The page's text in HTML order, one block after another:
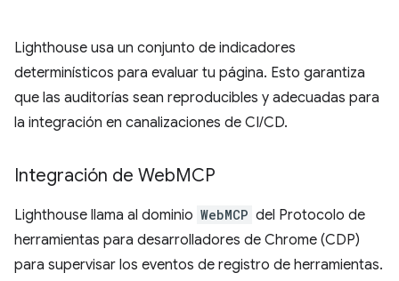
Lighthouse usa un conjunto de indicadores
determinísticos para evaluar tu página. Esto garantiza
que las auditorías sean reproducibles y adecuadas para
la integración en canalizaciones de CI/CD.
Integración de WebMCP
Lighthouse llama al dominio WebMCP del Protocolo de
herramientas para desarrolladores de Chrome (CDP)
para supervisar los eventos de registro de herramientas.